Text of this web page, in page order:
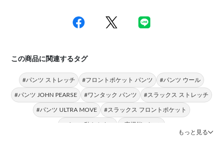
この商品に関連するタグ
#パンツ ストレッチ #フロントポケット パンツ #パンツ ウール
#パンツ JOHN PEARSE #ワンタック パンツ #スラックス ストレッチ
#パンツ ULTRA MOVE #スラックス フロントポケット
#パンツ 動きやすい
#高機能 パンツ
もっと見る